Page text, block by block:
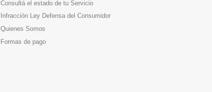
Consultá el estado de tu Servicio
Infracción Ley Defensa del Consumidor
Quienes Somos
Formas de pago